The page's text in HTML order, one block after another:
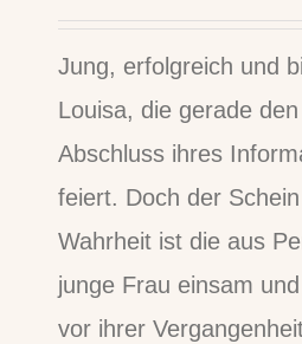
Jung, erfolgreich und
Louisa, die gerade
Abschluss ihres
feiert. Doch der
Wahrheit ist die aus
junge Frau einsam
vor ihrer